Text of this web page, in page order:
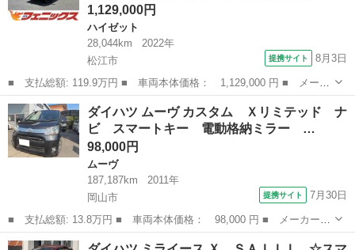
1,129,000円
ハイゼット
28,044km
2022年
松江市
提携サイト 8月3日
■ 支払総額: 119.9万円 ■ 車両本体価格： 1,129,000 円 ■ メーカ
ー名： ダイハツ ■ 車種名： ハイゼットトラック ■ グレード
名： ジャンボエクストラ☆４ＷＤ☆リフトＵＰ☆１４ＡＷ☆試乗Ｏ
Ｋ☆ 切替...
島根 松江市 ハイゼット
ダイハツ ムーヴ カスタム Ｘリミテッド ナ
ビ スマートキー 電動格納ミラー …
98,000円
ムーヴ
187,187km
2011年
岡山市
提携サイト 7月30日
■ 支払総額: 13.8万円 ■ 車両本体価格： 98,000 円 ■ メーカー
名： ダイハツ ■ 車種名： ムーヴ ■ グレード名： カスタム
岡山 岡山市 ムーヴ